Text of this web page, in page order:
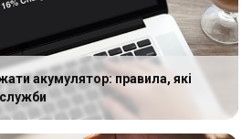
акумулятор: правила, які